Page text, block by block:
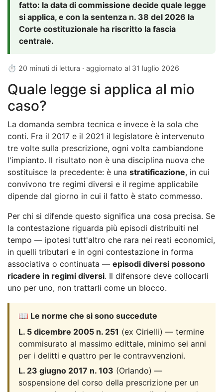
fatto: la data di commissione decide quale legge
si applica, e con la sentenza n. 38 del 2026 la
Corte costituzionale ha riscritto la fascia
centrale.
⏱ 20 minuti di lettura · aggiornato al 31 luglio 2026
Quale legge si applica al mio
caso?
La domanda sembra tecnica e invece è la sola che
conti. Fra il 2017 e il 2021 il legislatore è intervenuto
tre volte sulla prescrizione, ogni volta cambiandone
l'impianto. Il risultato non è una disciplina nuova che
sostituisce la precedente: è una stratificazione, in cui
convivono tre regimi diversi e il regime applicabile
dipende dal giorno in cui il fatto è stato commesso.
Per chi si difende questo significa una cosa precisa. Se
la contestazione riguarda più episodi distribuiti nel
tempo — ipotesi tutt'altro che rara nei reati economici,
in quelli tributari e in ogni contestazione in forma
associativa o continuata — episodi diversi possono
ricadere in regimi diversi. Il difensore deve collocarli
uno per uno, non trattarli come un blocco.
📖 Le norme che si sono succedute
L. 5 dicembre 2005 n. 251 (ex Cirielli) — termine
commisurato al massimo edittale, minimo sei anni
per i delitti e quattro per le contravvenzioni.
L. 23 giugno 2017 n. 103 (Orlando) —
sospensione del corso della prescrizione per un